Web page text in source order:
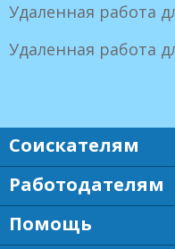
Удаленная работа
Удаленная работа
Соискателям
Работодателям
Помощь